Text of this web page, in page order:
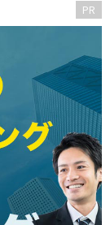
PR